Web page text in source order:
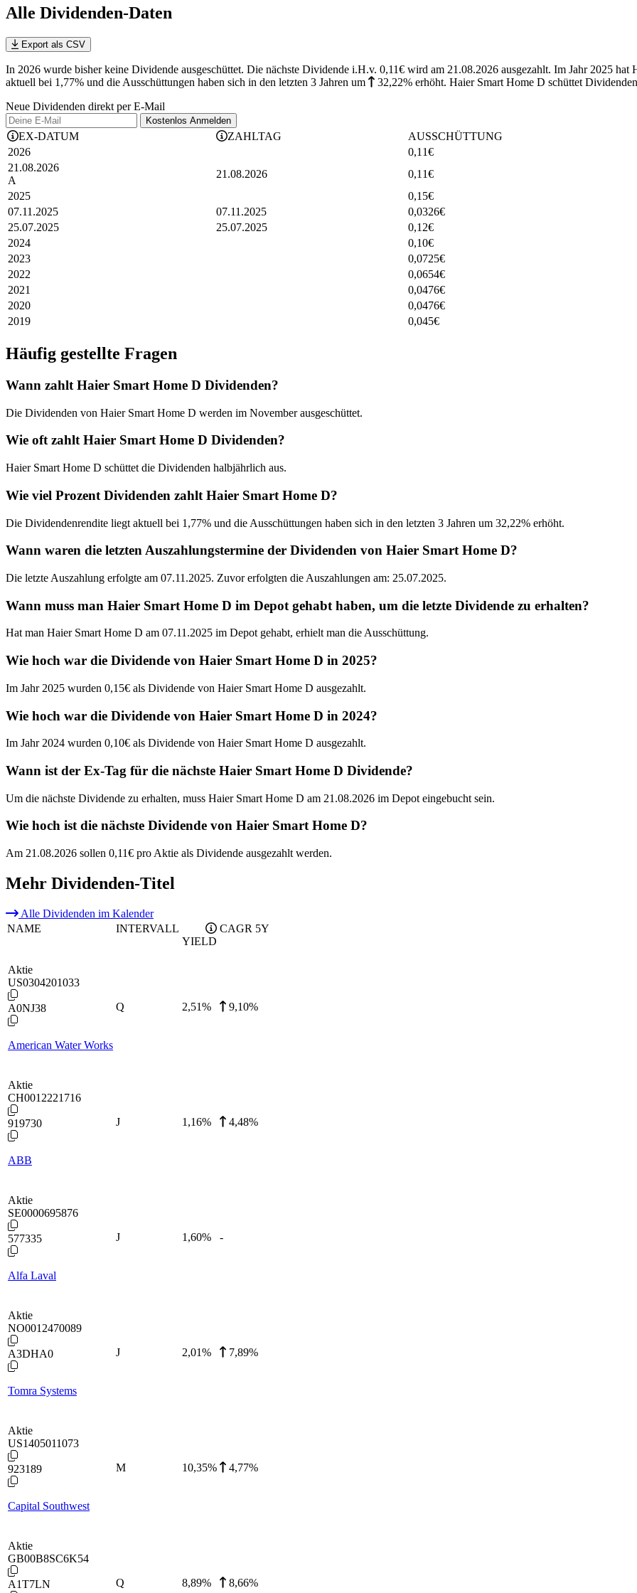
Alle Dividenden-Daten
Export als CSV
In 2026 wurde bisher keine Dividende ausgeschüttet. Die nächste Dividende i.H.v. 0,11€ wird am 21.08.2026 ausgezahlt. Im Jahr 2025 hat
aktuell bei 1,77% und die Ausschüttungen haben sich in den letzten 3 Jahren um 32,22% erhöht. Haier Smart Home D schüttet
Neue Dividenden direkt per E-Mail
Kostenlos Anmelden
EX-DATUM ZAHLTAG AUSSCHÜTTUNG
2026
0,11€
21.08.2026
A
21.08.2026 0,11€
2025
0,15€
07.11.2025
07.11.2025 0,0326€
25.07.2025
25.07.2025 0,12€
2024
0,10€
2023
0,0725€
2022
0,0654€
2021
0,0476€
2020
0,0476€
2019
0,045€
Häufig gestellte Fragen
Wann zahlt Haier Smart Home D Dividenden?
Die Dividenden von Haier Smart Home D werden im November ausgeschüttet.
Wie oft zahlt Haier Smart Home D Dividenden?
Haier Smart Home D schüttet die Dividenden halbjährlich aus.
Wie viel Prozent Dividenden zahlt Haier Smart Home D?
Die Dividendenrendite liegt aktuell bei 1,77% und die Ausschüttungen haben sich in den letzten 3 Jahren um 32,22% erhöht.
Wann waren die letzten Auszahlungstermine der Dividenden von Haier Smart Home D?
Die letzte Auszahlung erfolgte am 07.11.2025. Zuvor erfolgten die Auszahlungen am: 25.07.2025.
Wann muss man Haier Smart Home D im Depot gehabt haben, um die letzte Dividende zu erhalten?
Hat man Haier Smart Home D am 07.11.2025 im Depot gehabt, erhielt man die Ausschüttung.
Wie hoch war die Dividende von Haier Smart Home D in 2025?
Im Jahr 2025 wurden 0,15€ als Dividende von Haier Smart Home D ausgezahlt.
Wie hoch war die Dividende von Haier Smart Home D in 2024?
Im Jahr 2024 wurden 0,10€ als Dividende von Haier Smart Home D ausgezahlt.
Wann ist der Ex-Tag für die nächste Haier Smart Home D Dividende?
Um die nächste Dividende zu erhalten, muss Haier Smart Home D am 21.08.2026 im Depot eingebucht sein.
Wie hoch ist die nächste Dividende von Haier Smart Home D?
Am 21.08.2026 sollen 0,11€ pro Aktie als Dividende ausgezahlt werden.
Mehr Dividenden-Titel
Alle Dividenden im Kalender
NAME
INTERVALL
YIELD
CAGR 5Y
Aktie
US0304201033
A0NJ38
American Water Works
Q 2,51% 9,10%
Aktie
CH0012221716
919730
ABB
J 1,16% 4,48%
Aktie
SE0000695876
577335
Alfa Laval
J 1,60% -
Aktie
NO0012470089
A3DHA0
Tomra Systems
J 2,01% 7,89%
Aktie
US1405011073
923189
Capital Southwest
M 10,35% 4,77%
Aktie
GB00B8SC6K54
A1T7LN Q 8,89% 8,66%